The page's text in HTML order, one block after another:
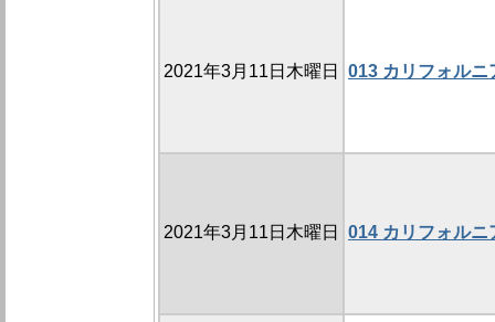
2021年3月11日木曜日 013 カリフォルニ
2021年3月11日木曜日 014 カリフォルニ